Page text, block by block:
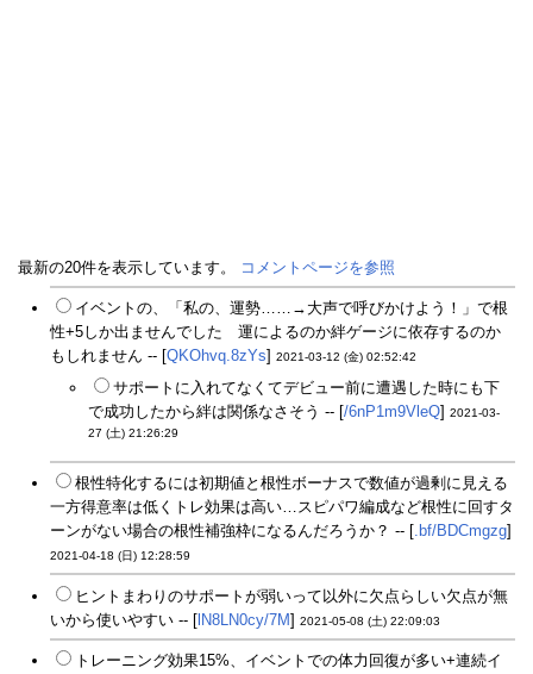
最新の20件を表示しています。 コメントページを参照
イベントの、「私の、運勢……→大声で呼びかけよう！」で根
性+5しか出ませんでした 運によるのか絆ゲージに依存するのか
もしれません -- [QKOhvq.8zYs] 2021-03-12 (金) 02:52:42
サポートに入れてなくてデビュー前に遭遇した時にも下
で成功したから絆は関係なさそう -- [/6nP1m9VleQ] 2021-03-
27 (土) 21:26:29
根性特化するには初期値と根性ボーナスで数値が過剰に見える
一方得意率は低くトレ効果は高い…スピパワ編成など根性に回すタ
ーンがない場合の根性補強枠になるんだろうか？ -- [ .bf/BDCmgzg]
2021-04-18 (日) 12:28:59
ヒントまわりのサポートが弱いって以外に欠点らしい欠点が無
いから使いやすい -- [lN8LN0cy/7M] 2021-05-08 (土) 22:09:03
トレーニング効果15%、イベントでの体力回復が多い+連続イ